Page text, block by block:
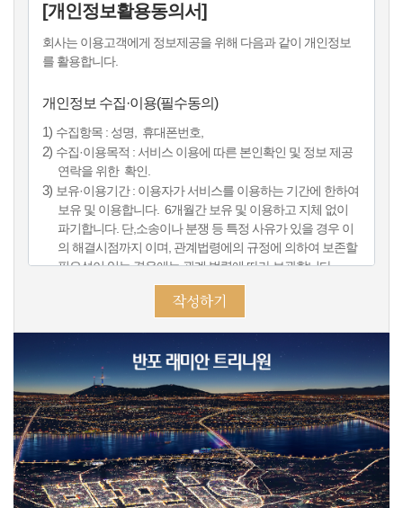
[개인정보활용동의서]
회사는 이용고객에게 정보제공을 위해 다음과 같이 개인정보
를 활용합니다.
개인정보 수집·이용(필수동의)
1) 수집항목 : 성명, 휴대폰번호,
2) 수집·이용목적 : 서비스 이용에 따른 본인확인 및 정보 제공
연락을 위한 확인.
3) 보유·이용기간 : 이용자가 서비스를 이용하는 기간에 한하여
보유 및 이용합니다. 6개월간 보유 및 이용하고 지체 없이
파기합니다. 단,소송이나 분쟁 등 특정 사유가 있을 경우 이
의 해결시점까지 이며, 관계법령에의 규정에 의하여 보존할
필요성이 있는 경우에는 관계 법령에 따라 보관합니다.
작성하기